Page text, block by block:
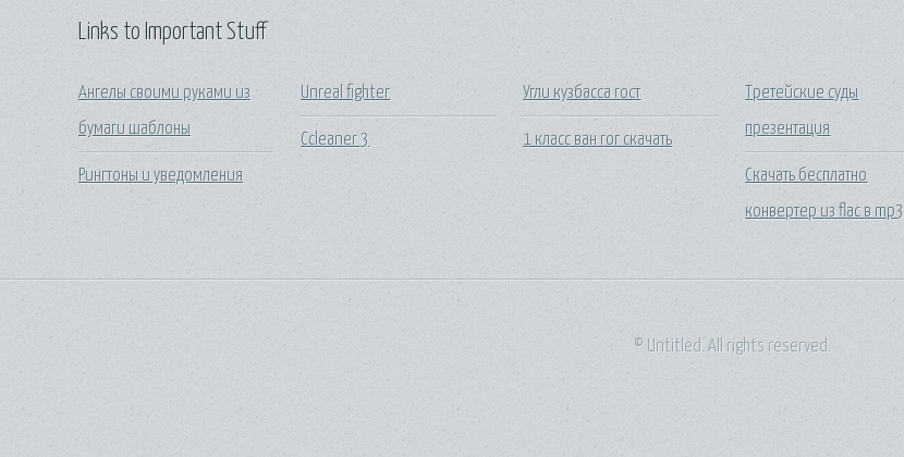
Links to Important Stuff
Ангелы своими руками из
бумаги шаблоны
Рингтоны и уведомления
Unreal fighter
Ccleaner 3
Угли кузбасса гост
1 класс ван гог скачать
Третейские суды
презентация
Скачать бесплатно
конвертер из flac в mp3
© Untitled. All rights reserved.